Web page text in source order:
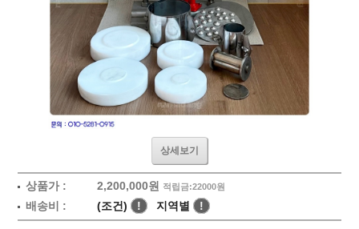
상세보기
상품가 : 2,200,000원 적립금:22000원
배송비 : (조건) ! 지역별 !